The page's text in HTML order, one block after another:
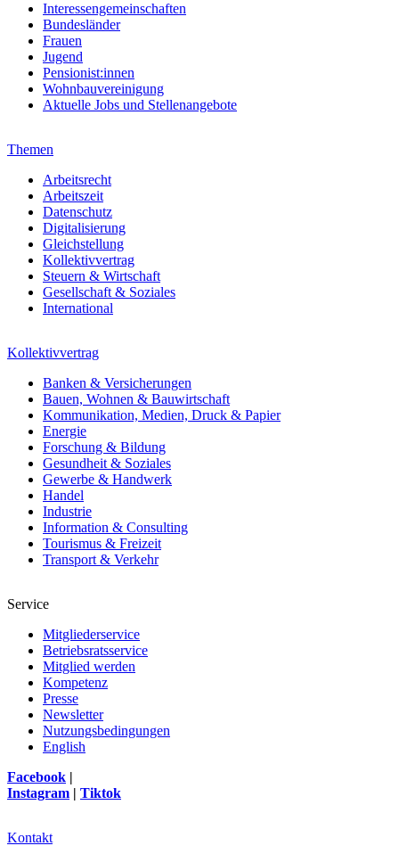
Interessengemeinschaften
Bundesländer
Frauen
Jugend
Pensionist:innen
Wohnbauvereinigung
Aktuelle Jobs und Stellenangebote
Themen
Arbeitsrecht
Arbeitszeit
Datenschutz
Digitalisierung
Gleichstellung
Kollektivvertrag
Steuern & Wirtschaft
Gesellschaft & Soziales
International
Kollektivvertrag
Banken & Versicherungen
Bauen, Wohnen & Bauwirtschaft
Kommunikation, Medien, Druck & Papier
Energie
Forschung & Bildung
Gesundheit & Soziales
Gewerbe & Handwerk
Handel
Industrie
Information & Consulting
Tourismus & Freizeit
Transport & Verkehr
Service
Mitgliederservice
Betriebsratsservice
Mitglied werden
Kompetenz
Presse
Newsletter
Nutzungsbedingungen
English
Facebook |
Instagram | Tiktok
Kontakt